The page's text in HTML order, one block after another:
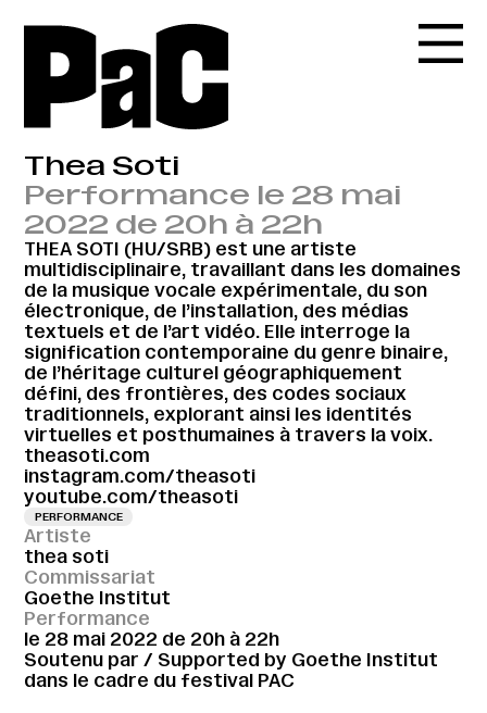
Thea Soti
Performance le 28 mai
2022 de 20h à 22h
THEA SOTI (HU/SRB) est une artiste
multidisciplinaire, travaillant dans les domaines
de la musique vocale expérimentale, du son
électronique, de l’installation, des médias
textuels et de l’art vidéo. Elle interroge la
signification contemporaine du genre binaire,
de l’héritage culturel géographiquement
défini, des frontières, des codes sociaux
traditionnels, explorant ainsi les identités
virtuelles et posthumaines à travers la voix.
theasoti.com
instagram.com/theasoti
youtube.com/theasoti
PERFORMANCE
Artiste
thea soti
Commissariat
Goethe Institut
Performance
le 28 mai 2022 de 20h à 22h
Soutenu par / Supported by Goethe Institut
dans le cadre du festival PAC